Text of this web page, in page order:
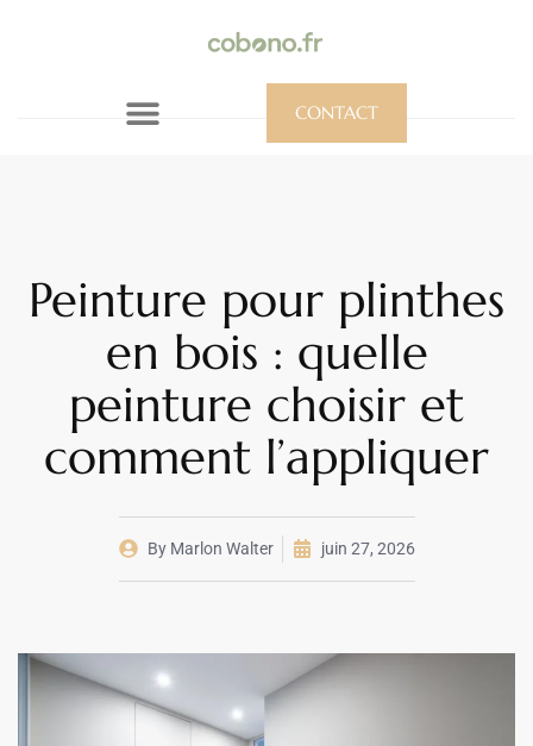
CONTACT
Peinture pour plinthes
en bois : quelle
peinture choisir et
comment l’appliquer
ByMarlon Walter juin 27, 2026